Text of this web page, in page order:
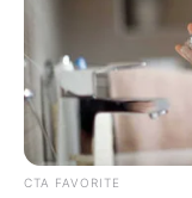
TEMAS
REGIOTRAM DE
GOBERNACIÓN
VACANTES DE
OFERTAS DE
JORGE REY
CTA FAVORITE